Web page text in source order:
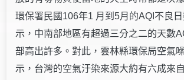
環保署民國106年1 月到5月的AQI不良
示，中南部地區有超過三分之二的天數
部高出許多。對此，雲林縣環保局空氣
示，台灣的空氣汙染來源大約有六成來